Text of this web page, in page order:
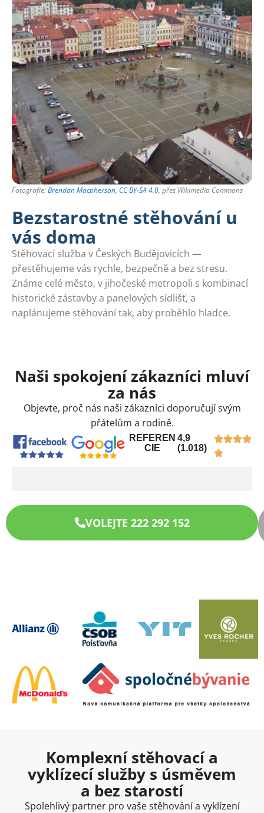
Fotografie:Brendan Macpherson, CC BY-SA 4.0, přes Wikimedia Commons
Bezstarostné stěhování u
vás doma
Stěhovací služba v Českých Budějovicích —
přestěhujeme vás rychle, bezpečně a bez stresu.
Známe celé město, v jihočeské metropoli s kombinací
historické zástavby a panelových sídlišť, a
naplánujeme stěhování tak, aby proběhlo hladce.
Naši spokojení zákazníci mluví
za nás
Objevte, proč nás naši zákazníci doporučují svým
přátelům a rodině.
REFEREN
CIE
4,9
(1.018)
VOLEJTE 222 292 152
Komplexní stěhovací a
vyklízecí služby s úsměvem
a bez starostí
Spolehlivý partner pro vaše stěhování a vyklízení